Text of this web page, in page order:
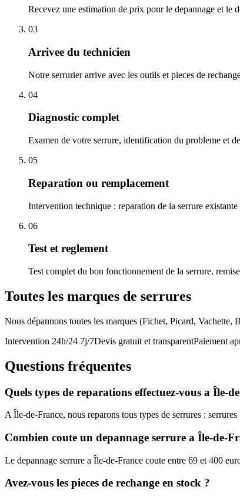
Recevez une estimation de prix pour le depannage et le
03
Arrivee du technicien
Notre serrurier arrive avec les outils et pieces de
04
Diagnostic complet
Examen de votre serrure, identification du probleme et
05
Reparation ou remplacement
Intervention technique : reparation de la serrure
06
Test et reglement
Test complet du bon fonctionnement de la serrure,
Toutes les marques de serrures
Nous dépannons toutes les marques (Fichet, Picard,
Intervention 24h/24 7j/7Devis gratuit et transparentPaiement
Questions fréquentes
Quels types de reparations effectuez-vous a Île-
A Île-de-France, nous reparons tous types de serrures :
Combien coute un depannage serrure a Île-de-
Le depannage serrure a Île-de-France coute entre 69 et 400
Avez-vous les pieces de rechange en stock ?